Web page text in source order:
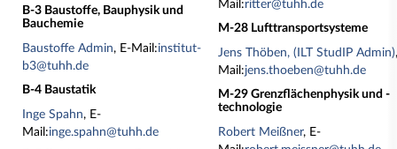
B-3 Baustoffe, Bauphysik und
Bauchemie
Baustoffe Admin, E-Mail:institut-
b3@tuhh.de
B-4 Baustatik
Inge Spahn, E-
Mail:inge.spahn@tuhh.de
Mail:ritter@tuhh.de
M-28 Lufttransportsysteme
Jens Thöben, (ILT StudIP Admin)
Mail:jens.thoeben@tuhh.de
M-29 Grenzflächenphysik und -
technologie
Robert Meißner, E-